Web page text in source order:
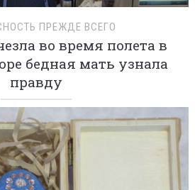
ПРЕЖДЕ ВСЕГО
во время полета в
бедная мать узнала
правду